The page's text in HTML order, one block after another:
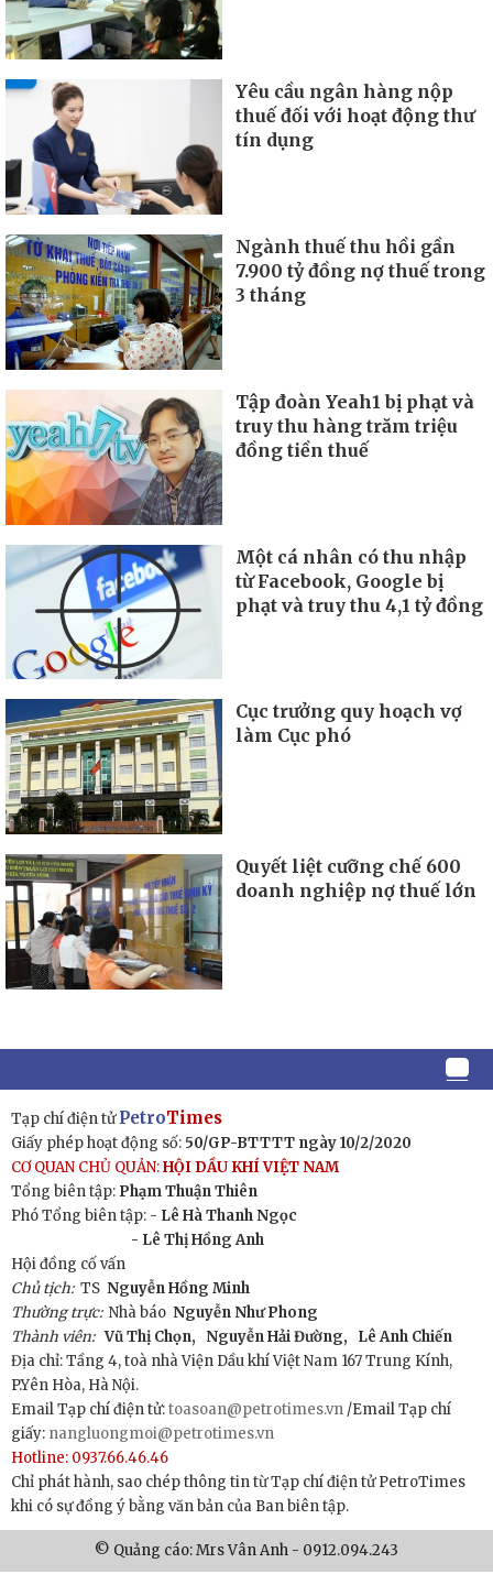
Yêu cầu ngân hàng nộp
thuế đối với hoạt động thư
tín dụng
Ngành thuế thu hồi gần
7.900 tỷ đồng nợ thuế trong
3 tháng
Tập đoàn Yeah1 bị phạt và
truy thu hàng trăm triệu
đồng tiền thuế
Một cá nhân có thu nhập
từ Facebook, Google bị
phạt và truy thu 4,1 tỷ đồng
Cục trưởng quy hoạch vợ
làm Cục phó
Quyết liệt cưỡng chế 600
doanh nghiệp nợ thuế lớn
Tạp chí điện tửPetroTimes
Giấy phép hoạt động số: 50/GP-BTTTT ngày 10/2/2020
CƠ QUAN CHỦ QUẢN:HỘI DẦU KHÍ VIỆT NAM
Tổng biên tập: Phạm Thuận Thiên
Phó Tổng biên tập: - Lê Hà Thanh Ngọc
- Lê Thị Hồng Anh
Hội đồng cố vấn
Chủ tịch:TS Nguyễn Hồng Minh
Thường trực: Nhà báo Nguyễn Như Phong
Thành viên: Vũ Thị Chọn, Nguyễn Hải Đường,
Lê Anh Chiến
Địa chỉ: Tầng 4, toà nhà Viện Dầu khí Việt Nam 167 Trung Kính,
P.Yên Hòa, Hà Nội.
Email Tạp chí điện tử:toasoan@petrotimes.vn /Email Tạp chí
giấy: nangluongmoi@petrotimes.vn
Hotline: 0937.66.46.46
Chỉ phát hành, sao chép thông tin từ Tạp chí điện tử PetroTimes
khi có sự đồng ý bằng văn bản của Ban biên tập.
© Quảng cáo: Mrs Vân Anh - 0912.094.243